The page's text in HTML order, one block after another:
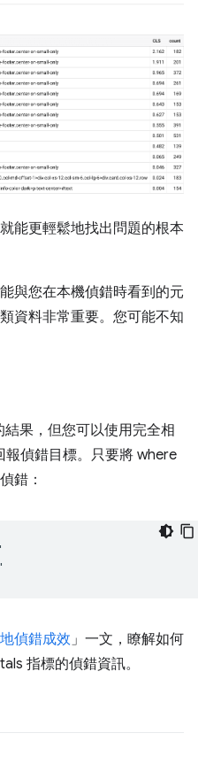
能更輕鬆地找出問題的根本
與您在本機偵錯時看到的元
資料非常重要。您可能不知
果，但您可以使用完全相
報偵錯目標。只要將 where
錯：
偵錯成效」一文，瞭解如何
指標的偵錯資訊。